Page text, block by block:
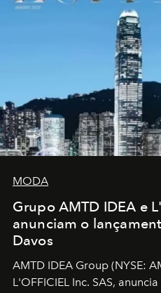
MODA
Grupo AMTD IDEA e
anunciam o
Davos
AMTD IDEA Group (NYSE:
L'OFFICIEL Inc. SAS,